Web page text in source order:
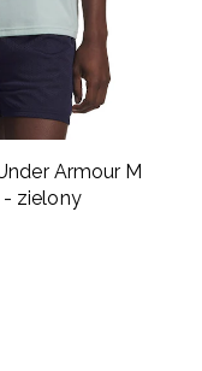
Armour M
- zielony